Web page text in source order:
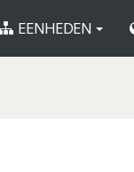
EENHEDEN